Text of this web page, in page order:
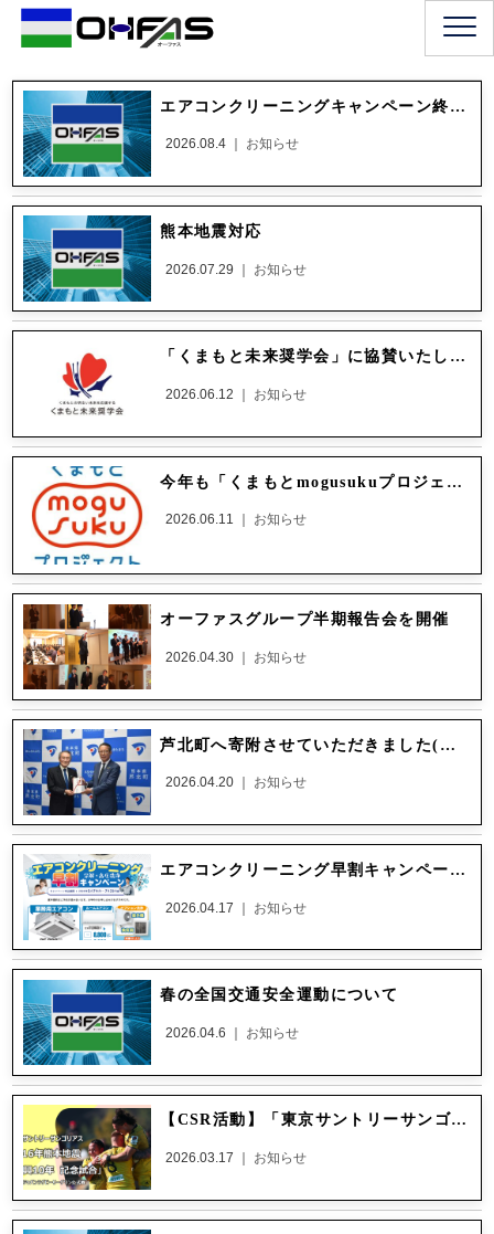
エアコンクリーニングキャンペーン終了のお知らせ
2026.08.4 ｜ お知らせ
熊本地震対応
2026.07.29 ｜ お知らせ
「くまもと未来奨学会」に協賛いたしました。
2026.06.12 ｜ お知らせ
今年も「くまもとmogusukuプロジェクト」に協賛しました
2026.06.11 ｜ お知らせ
オーファスグループ半期報告会を開催
2026.04.30 ｜ お知らせ
芦北町へ寄附させていただきました(企業版ふるさと納税)
2026.04.20 ｜ お知らせ
エアコンクリーニング早割キャンペーンがはじまります！
2026.04.17 ｜ お知らせ
春の全国交通安全運動について
2026.04.6 ｜ お知らせ
【CSR活動】「東京サントリーサンゴリアス熊本地震復興10年記念試合」への協賛
2026.03.17 ｜ お知らせ